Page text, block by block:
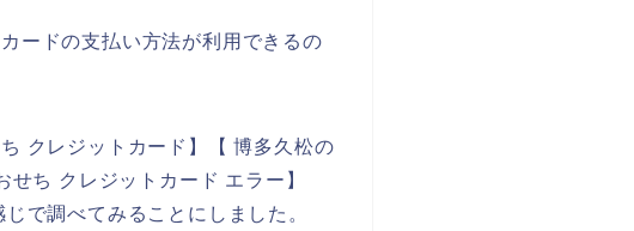
ードの支払い方法が利用できるの
クレジットカード】【 博多久松の
ち クレジットカード エラー】
で調べてみることにしました。